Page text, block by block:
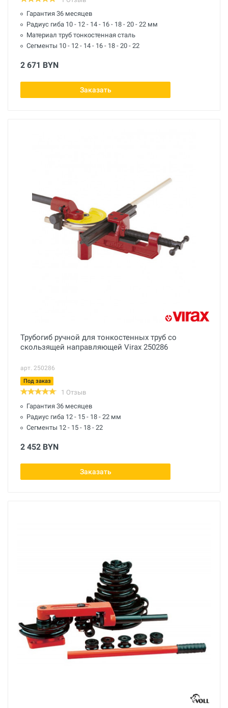
Гарантия 36 месяцев
Радиус гиба 10 - 12 - 14 - 16 - 18 - 20 - 22 мм
Материал труб тонкостенная сталь
Сегменты 10 - 12 - 14 - 16 - 18 - 20 - 22
2 671 BYN
Заказать
Трубогиб ручной для тонкостенных труб со
скользящей направляющей Virax 250286
арт. 250286
Под заказ
1 Отзыв
Гарантия 36 месяцев
Радиус гиба 12 - 15 - 18 - 22 мм
Сегменты 12 - 15 - 18 - 22
2 452 BYN
Заказать